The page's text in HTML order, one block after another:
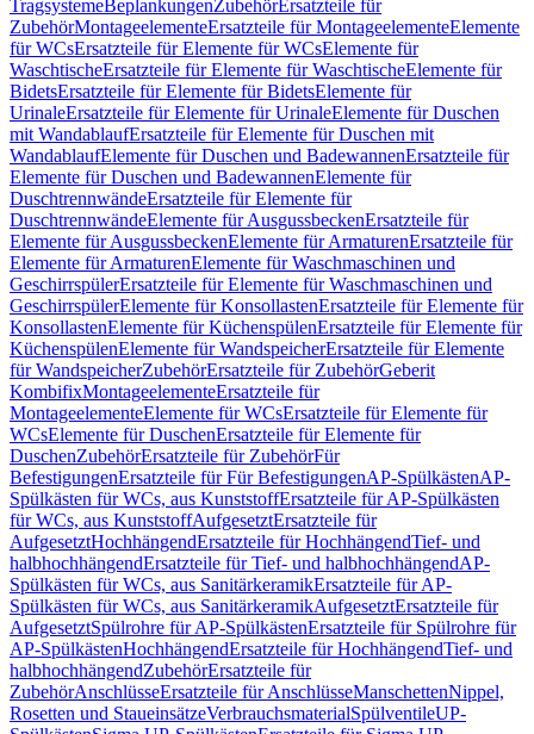
TragsystemeBeplankungenZubehörErsatzteile für
ZubehörMontageelementeErsatzteile für MontageelementeElemente
für WCsErsatzteile für Elemente für WCsElemente für
WaschtischeErsatzteile für Elemente für WaschtischeElemente für
BidetsErsatzteile für Elemente für BidetsElemente für
UrinaleErsatzteile für Elemente für UrinaleElemente für Duschen
mit WandablaufErsatzteile für Elemente für Duschen mit
WandablaufElemente für Duschen und BadewannenErsatzteile für
Elemente für Duschen und BadewannenElemente für
DuschtrennwändeErsatzteile für Elemente für
DuschtrennwändeElemente für AusgussbeckenErsatzteile für
Elemente für AusgussbeckenElemente für ArmaturenErsatzteile für
Elemente für ArmaturenElemente für Waschmaschinen und
GeschirrspülerErsatzteile für Elemente für Waschmaschinen und
GeschirrspülerElemente für KonsollastenErsatzteile für Elemente für
KonsollastenElemente für KüchenspülenErsatzteile für Elemente für
KüchenspülenElemente für WandspeicherErsatzteile für Elemente
für WandspeicherZubehörErsatzteile für ZubehörGeberit
KombifixMontageelementeErsatzteile für
MontageelementeElemente für WCsErsatzteile für Elemente für
WCsElemente für DuschenErsatzteile für Elemente für
DuschenZubehörErsatzteile für ZubehörFür
BefestigungenErsatzteile für Für BefestigungenAP-SpülkästenAP-
Spülkästen für WCs, aus KunststoffErsatzteile für AP-Spülkästen
für WCs, aus KunststoffAufgesetztErsatzteile für
AufgesetztHochhängendErsatzteile für HochhängendTief- und
halbhochhängendErsatzteile für Tief- und halbhochhängendAP-
Spülkästen für WCs, aus SanitärkeramikErsatzteile für AP-
Spülkästen für WCs, aus SanitärkeramikAufgesetztErsatzteile für
AufgesetztSpülrohre für AP-SpülkästenErsatzteile für Spülrohre für
AP-SpülkästenHochhängendErsatzteile für HochhängendTief- und
halbhochhängendZubehörErsatzteile für
ZubehörAnschlüsseErsatzteile für AnschlüsseManschettenNippel,
Rosetten und StaueinsätzeVerbrauchsmaterialSpülventileUP-